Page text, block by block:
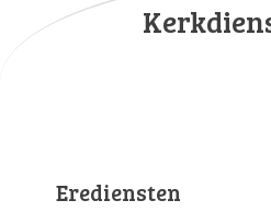
Erediensten